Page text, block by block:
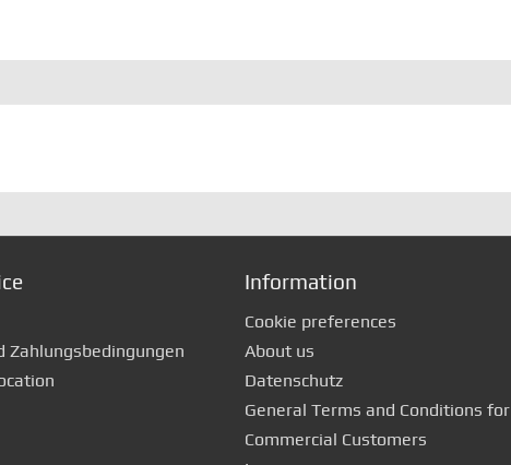
Zahlungsbedingungen
Information
Cookie preferences
About us
Datenschutz
General Terms and Conditions for
Commercial Customers